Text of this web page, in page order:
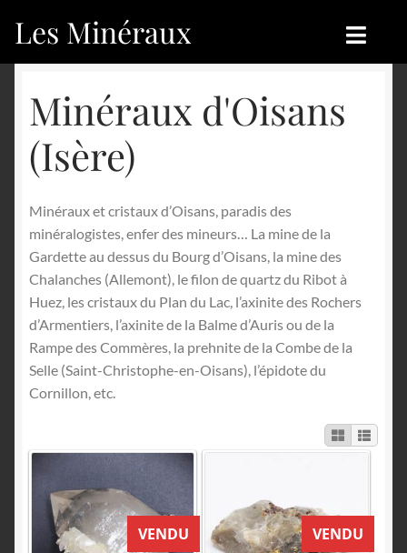
Aller
à
navigation
Aller
au
Les Minéraux
Catégories
Nouveautés
Achat
Mon compte
Français
Boutique
Nouveautés
Blog
Achat
Contactez-nous
Sites amis
Minéraux d'Oisans
(Isère)
Minéraux et cristaux d’Oisans, paradis des
minéralogistes, enfer des mineurs… La mine de la
Gardette au dessus du Bourg d’Oisans, la mine des
Chalanches (Allemont), le filon de quartz du Ribot à
Huez, les cristaux du Plan du Lac, l’axinite des Rochers
d’Armentiers, l’axinite de la Balme d’Auris ou de la
Rampe des Commères, la prehnite de la Combe de la
Selle (Saint-Christophe-en-Oisans), l’épidote du
Cornillon, etc.
VENDU VENDU